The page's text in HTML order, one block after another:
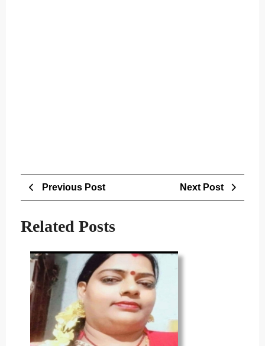
Post
navigation
Previous PostPrevious
Next Post
Related Posts